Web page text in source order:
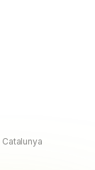
Catalunya